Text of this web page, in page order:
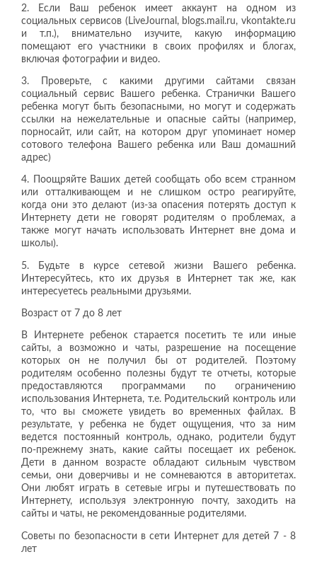
2. Если Ваш ребенок имеет аккаунт на одном из
социальных сервисов (LiveJournal, blogs.mail.ru, vkontakte.ru
и т.п.), внимательно изучите, какую информацию
помещают его участники в своих профилях и блогах,
включая фотографии и видео.
3. Проверьте, с какими другими сайтами связан
социальный сервис Вашего ребенка. Странички Вашего
ребенка могут быть безопасными, но могут и содержать
ссылки на нежелательные и опасные сайты (например,
порносайт, или сайт, на котором друг упоминает номер
сотового телефона Вашего ребенка или Ваш домашний
адрес)
4. Поощряйте Ваших детей сообщать обо всем странном
или отталкивающем и не слишком остро реагируйте,
когда они это делают (из-за опасения потерять доступ к
Интернету дети не говорят родителям о проблемах, а
также могут начать использовать Интернет вне дома и
школы).
5. Будьте в курсе сетевой жизни Вашего ребенка.
Интересуйтесь, кто их друзья в Интернет так же, как
интересуетесь реальными друзьями.
Возраст от 7 до 8 лет
В Интернете ребенок старается посетить те или иные
сайты, а возможно и чаты, разрешение на посещение
которых он не получил бы от родителей. Поэтому
родителям особенно полезны будут те отчеты, которые
предоставляются программами по ограничению
использования Интернета, т.е. Родительский контроль или
то, что вы сможете увидеть во временных файлах. В
результате, у ребенка не будет ощущения, что за ним
ведется постоянный контроль, однако, родители будут
по-прежнему знать, какие сайты посещает их ребенок.
Дети в данном возрасте обладают сильным чувством
семьи, они доверчивы и не сомневаются в авторитетах.
Они любят играть в сетевые игры и путешествовать по
Интернету, используя электронную почту, заходить на
сайты и чаты, не рекомендованные родителями.
Советы по безопасности в сети Интернет для детей 7 - 8
лет